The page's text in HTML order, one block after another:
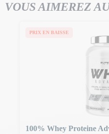
VOUS AIMEREZ
PRIX EN BAISSE
100% Whey Proteine